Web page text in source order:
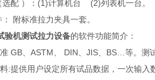
配 ）：(1)计算机台 (2)列表机一台。
附标准拉力夹具一套。
验机测试拉力设备的软件功能简介：
GB、ASTM、 DIN、JIS、BS…等。测试
提供用户设定所有试品数据，一次输入